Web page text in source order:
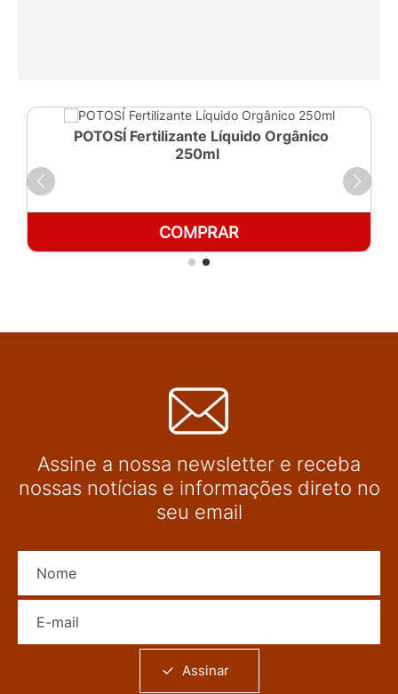
POTOSÍ Fertilizante Líquido Orgânico
250ml
COMPRAR
Assine a nossa newsletter e receba
nossas notícias e informações direto no
seu email
Assinar